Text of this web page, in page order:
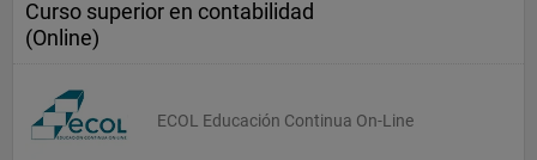
Curso superior en contabilidad
(Online)
ECOL Educación Continua On-Line